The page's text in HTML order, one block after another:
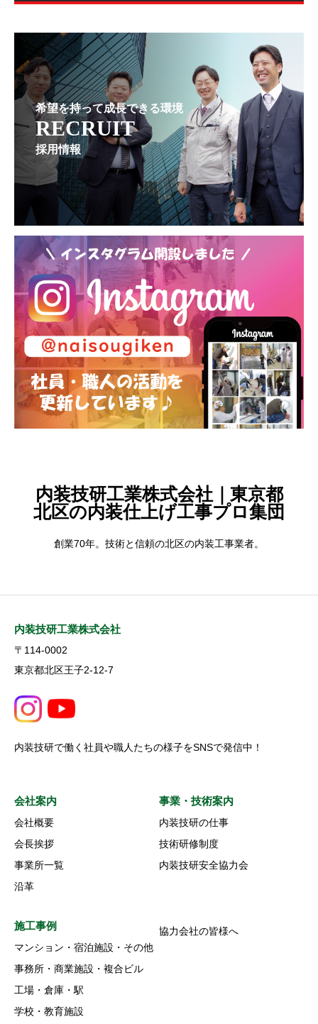
希望を持って成長できる環境
RECRUIT
採用情報
内装技研工業株式会社｜東京都
北区の内装仕上げ工事プロ集団
創業70年。技術と信頼の北区の内装工事業者。
内装技研工業株式会社
〒114-0002
東京都北区王子2-12-7
内装技研で働く社員や職人たちの様子をSNSで発信中！
会社案内
会社概要
会長挨拶
事業所一覧
沿革
事業・技術案内
内装技研の仕事
技術研修制度
内装技研安全協力会
施工事例
マンション・宿泊施設・その他
事務所・商業施設・複合ビル
工場・倉庫・駅
学校・教育施設
協力会社の皆様へ